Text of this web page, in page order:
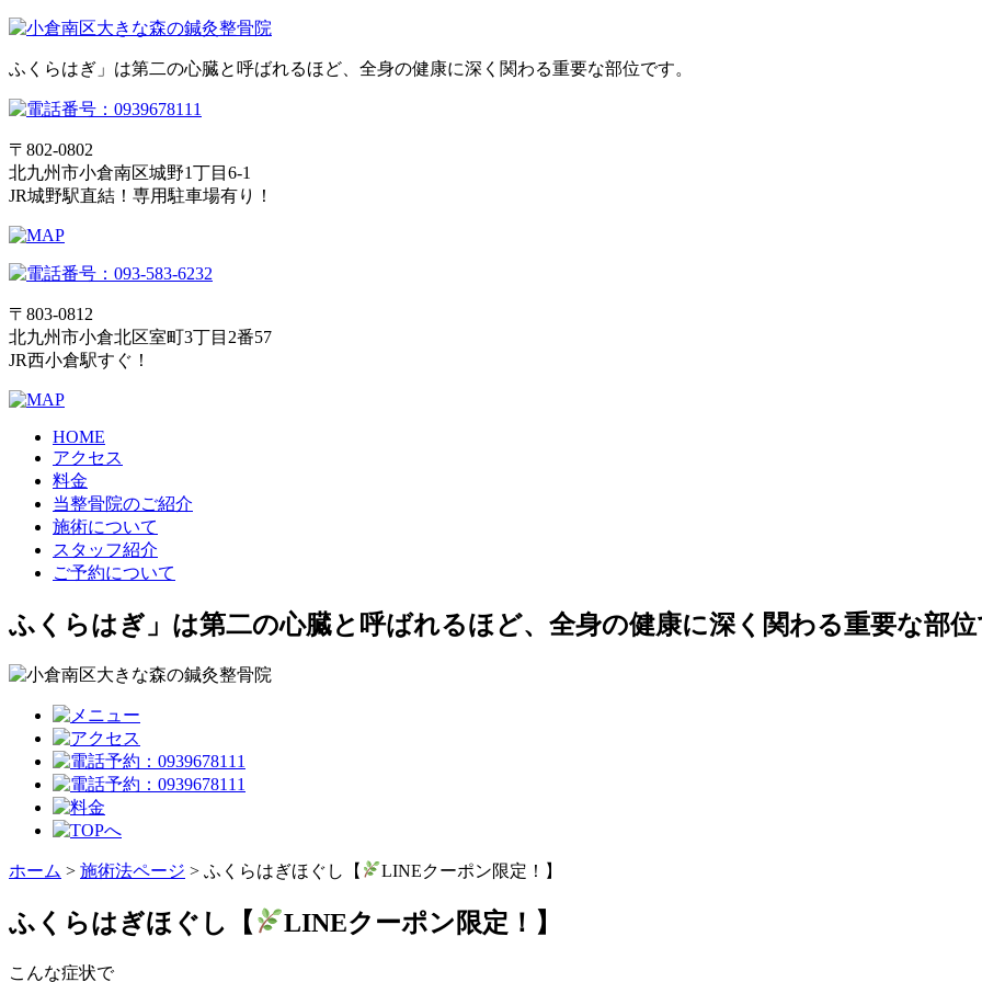
ふくらはぎ」は第二の心臓と呼ばれるほど、全身の健康に深く関わる重要な部位です。
〒802-0802
北九州市小倉南区城野1丁目6-1
JR城野駅直結！専用駐車場有り！
〒803-0812
北九州市小倉北区室町3丁目2番57
JR西小倉駅すぐ！
HOME
アクセス
料金
当整骨院のご紹介
施術について
スタッフ紹介
ご予約について
ふくらはぎ」は第二の心臓と呼ばれるほど、全身の健康に深く関わる重要な部
ホーム > 施術法ページ > ふくらはぎほぐし【 LINEクーポン限定！】
ふくらはぎほぐし【 LINEクーポン限定！】
こんな症状で